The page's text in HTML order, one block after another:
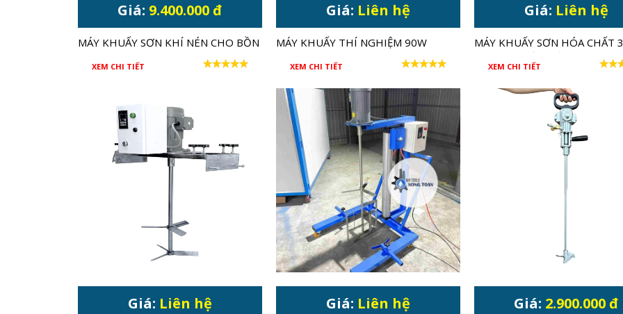
Giá: 9.400.000 đ
MÁY KHUẤY SƠN KHÍ NÉN CHO BỒN
XEM CHI TIẾT
Giá: Liên hệ
MÁY KHUẤY THÍ NGHIỆM 90W
XEM CHI TIẾT
Giá: Liên hệ
MÁY KHUẤY SƠN HÓA CHẤT
XEM CHI TIẾT
Giá: Liên hệ Giá: Liên hệ Giá: 2.900.000 đ